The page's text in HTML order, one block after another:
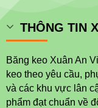
THÔNG TIN
Băng keo Xuân An
keo theo yêu cầu,
và các khu vực lân
phẩm đạt chuẩn về